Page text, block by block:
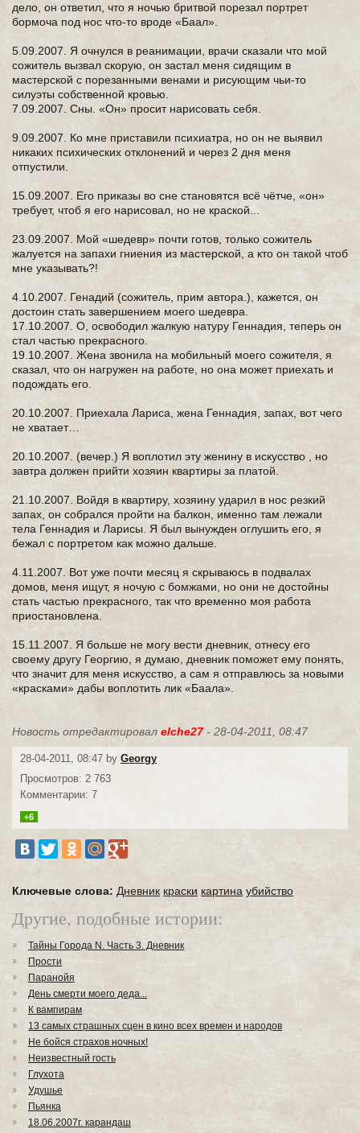
дело, он ответил, что я ночью бритвой порезал портрет
бормоча под нос что-то вроде «Баал».
5.09.2007. Я очнулся в реанимации, врачи сказали что мой
сожитель вызвал скорую, он застал меня сидящим в
мастерской с порезанными венами и рисующим чьи-то
силуэты собственной кровью.
7.09.2007. Сны. «Он» просит нарисовать себя.
9.09.2007. Ко мне приставили психиатра, но он не выявил
никаких психических отклонений и через 2 дня меня
отпустили.
15.09.2007. Его приказы во сне становятся всё чётче, «он»
требует, чтоб я его нарисовал, но не краской...
23.09.2007. Мой «шедевр» почти готов, только сожитель
жалуется на запахи гниения из мастерской, а кто он такой чтоб
мне указывать?!
4.10.2007. Генадий (сожитель, прим автора.), кажется, он
достоин стать завершением моего шедевра.
17.10.2007. О, освободил жалкую натуру Геннадия, теперь он
стал частью прекрасного.
19.10.2007. Жена звонила на мобильный моего сожителя, я
сказал, что он нагружен на работе, но она может приехать и
подождать его.
20.10.2007. Приехала Лариса, жена Геннадия, запах, вот чего
не хватает…
20.10.2007. (вечер.) Я воплотил эту женину в искусство , но
завтра должен прийти хозяин квартиры за платой.
21.10.2007. Войдя в квартиру, хозяину ударил в нос резкий
запах, он собрался пройти на балкон, именно там лежали
тела Геннадия и Ларисы. Я был вынужден оглушить его, я
бежал с портретом как можно дальше.
4.11.2007. Вот уже почти месяц я скрываюсь в подвалах
домов, меня ищут, я ночую с бомжами, но они не достойны
стать частью прекрасного, так что временно моя работа
приостановлена.
15.11.2007. Я больше не могу вести дневник, отнесу его
своему другу Георгию, я думаю, дневник поможет ему понять,
что значит для меня искусство, а сам я отправлюсь за новыми
«красками» дабы воплотить лик «Баала».
Новость отредактировал elche27- 28-04-2011, 08:47
28-04-2011, 08:47 by Georgy
Просмотров: 2 763
Комментарии: 7
+6
Ключевые слова: Дневник краски картина убийство
Другие, подобные истории:
Тайны Города N. Часть 3. Дневник
Прости
Паранойя
День смерти моего деда...
К вампирам
13 самых страшных сцен в кино всех времен и народов
Не бойся страхов ночных!
Неизвестный гость
Глухота
Удушье
Пьянка
18.06.2007г. карандаш